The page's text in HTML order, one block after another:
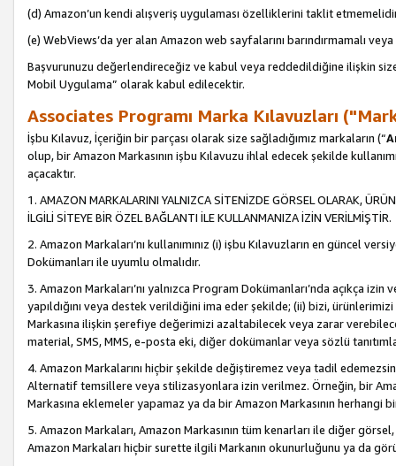
(d) Amazon’un kendi alışveriş uygulaması özelliklerini taklit
(e) WebViews’da yer alan Amazon web sayfalarını barındırmamalı
Başvurunuzu değerlendireceğiz ve kabul veya reddedildiğine ilişkin
Mobil Uygulama” olarak kabul edilecektir.
Associates Programı Marka Kılavuzları
İşbu Kılavuz, İçeriğin bir parçası olarak size sağladığımız markaların (“
olup, bir Amazon Markasının işbu Kılavuzu ihlal edecek şekilde
açacaktır.
1. AMAZON MARKALARINI YALNIZCA SİTENİZDE GÖRSEL OLARAK,
İLGİLİ SİTEYE BİR ÖZEL BAĞLANTI İLE KULLANMANIZA İZİN VERİLMİŞTİR.
2. Amazon Markaları’nı kullanımınız (i) işbu Kılavuzların en güncel
Dokümanları ile uyumlu olmalıdır.
3. Amazon Markaları’nı yalnızca Program Dokümanları’nda açıkça
yapıldığını veya destek verildiğini ima eder şekilde; (ii) bizi,
Markasına ilişkin şerefiye değerimizi azaltabilecek veya zarar
material, SMS, MMS, e-posta eki, diğer dokümanlar veya sözlü
4. Amazon Markalarını hiçbir şekilde değiştiremez veya tadil
Alternatif temsillere veya stilizasyonlara izin verilmez. Örneğin, bir
Markasına eklemeler yapamaz ya da bir Amazon Markasının herhangi
5. Amazon Markaları, Amazon Markasının tüm kenarları ile diğer
Amazon Markaları hiçbir surette ilgili Markanın okunurluğunu ya da